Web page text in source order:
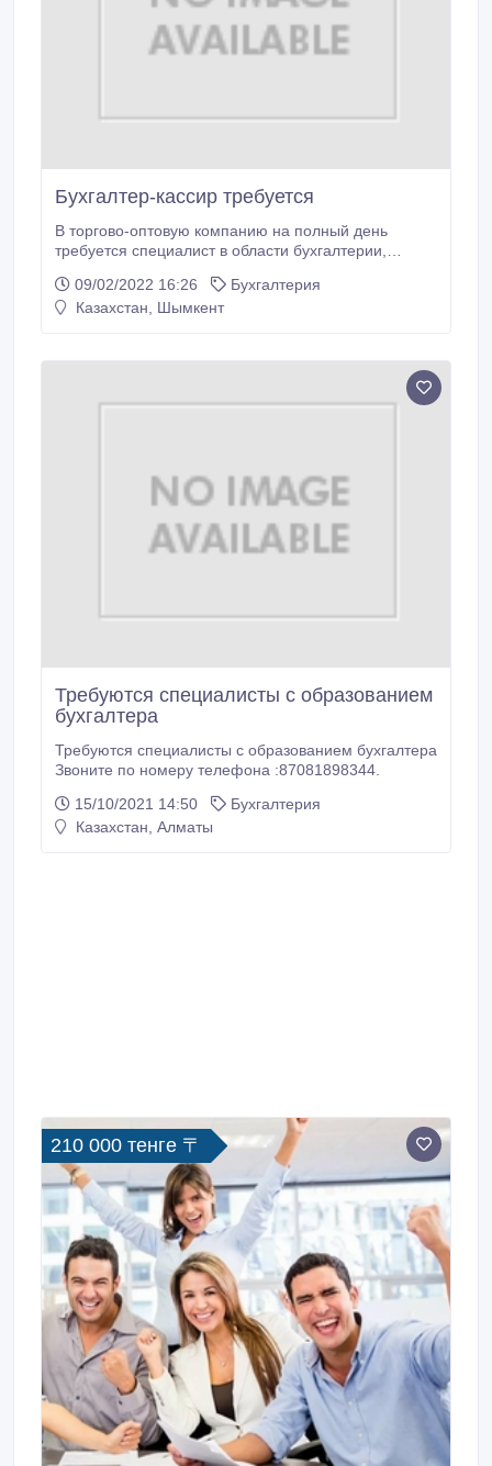
Бухгалтер-кассир требуется
В торгово-оптовую компанию на полный день
требуется специалист в области бухгалтерии,
отдел продаж в связи с расширением. Работа с
оптовыми клиентами, заказы, заявки, проведение
09/02/2022 16:26
Бухгалтерия
Казахстан, Шымкент
Требуются специалисты с образованием
бухгалтера
Требуются специалисты с образованием бухгалтера
Звоните по номеру телефона :87081898344.
15/10/2021 14:50
Бухгалтерия
Казахстан, Алматы
210 000 тенге 〒